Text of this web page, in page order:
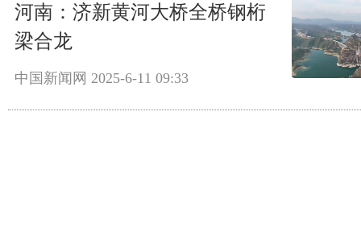
河南：济新黄河大桥全桥钢桁
梁合龙
中国新闻网 2025-6-11 09:33